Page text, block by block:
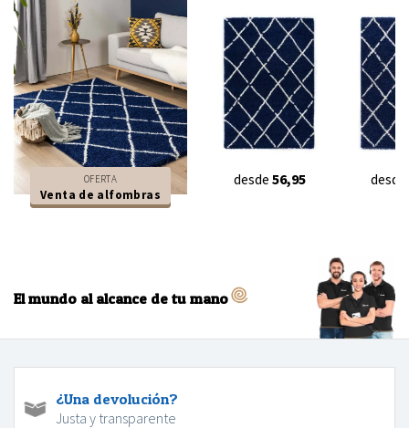
OFERTA
Venta de alfombras
desde 56,95 desde
El mundo al alcance de tu mano
¿Una devolución?
Justa y transparente